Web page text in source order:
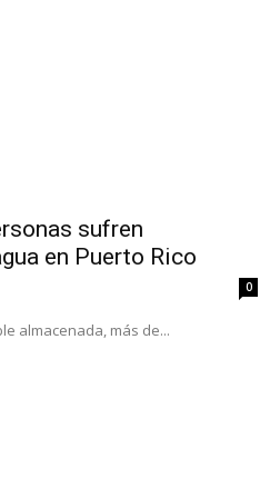
sufren
en Puerto Rico
0
almacenada, más de...